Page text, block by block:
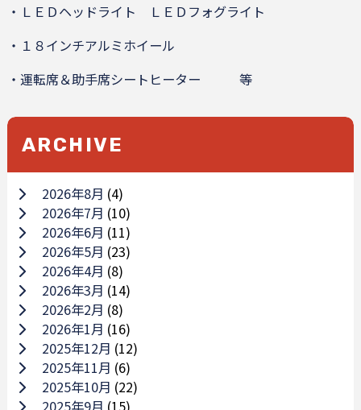
・ＬＥＤヘッドライト ＬＥＤフォグライト
・１８インチアルミホイール
・運転席＆助手席シートヒーター 等
ARCHIVE
2026年8月 (4)
2026年7月 (10)
2026年6月 (11)
2026年5月 (23)
2026年4月 (8)
2026年3月 (14)
2026年2月 (8)
2026年1月 (16)
2025年12月 (12)
2025年11月 (6)
2025年10月 (22)
2025年9月 (15)